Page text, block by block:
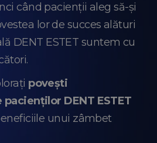
când pacienții aleg să-și
lor de succes alături
DENT ESTET suntem cu
povești
DENT ESTET
unui zâmbet